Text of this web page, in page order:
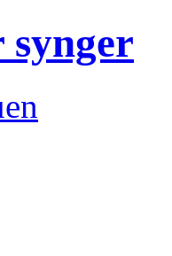
synger